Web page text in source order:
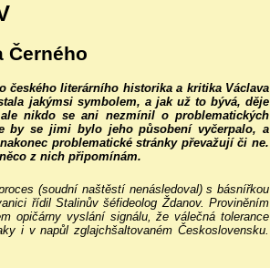
Černého
českého literárního historika a kritika Václava
jakýmsi symbolem, a jak už to bývá, děje
nikdo se ani nezmínil o problematických
by se jimi bylo jeho působení vyčerpalo, a
problematické stránky převažují či ne.
z nich připomínám.
(soudní naštěstí nenásledoval) s básnířkou
řídil Stalinův šéfideolog Ždanov. Proviněním
opičárny vyslání signálu, že válečná tolerance
i v napůl zglajchšaltovaném Československu.